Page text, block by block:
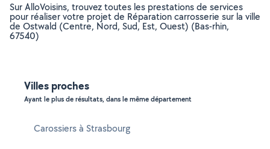
Sur AlloVoisins, trouvez toutes les prestations de services
pour réaliser votre projet de Réparation carrosserie sur la ville
de Ostwald (Centre, Nord, Sud, Est, Ouest) (Bas-rhin,
67540)
Villes proches
Ayant le plus de résultats, dans le même département
Carossiers à Strasbourg